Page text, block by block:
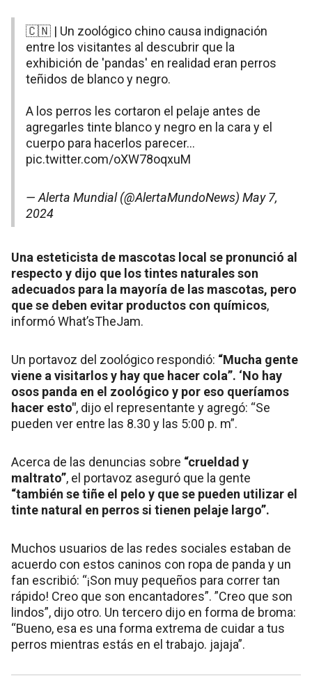
🇨🇳 | Un zoológico chino causa indignación
entre los visitantes al descubrir que la
exhibición de 'pandas' en realidad eran perros
teñidos de blanco y negro.
A los perros les cortaron el pelaje antes de
agregarles tinte blanco y negro en la cara y el
cuerpo para hacerlos parecer…
pic.twitter.com/oXW78oqxuM
— Alerta Mundial (@AlertaMundoNews) May 7,
2024
Una esteticista de mascotas local se pronunció al
respecto y dijo que los tintes naturales son
adecuados para la mayoría de las mascotas, pero
que se deben evitar productos con químicos,
informó What’sTheJam.
Un portavoz del zoológico respondió: “Mucha gente
viene a visitarlos y hay que hacer cola”. ‘No hay
osos panda en el zoológico y por eso queríamos
hacer esto", dijo el representante y agregó: “Se
pueden ver entre las 8.30 y las 5:00 p. m”.
Acerca de las denuncias sobre “crueldad y
maltrato”, el portavoz aseguró que la gente
“también se tiñe el pelo y que se pueden utilizar el
tinte natural en perros si tienen pelaje largo”.
Muchos usuarios de las redes sociales estaban de
acuerdo con estos caninos con ropa de panda y un
fan escribió: “¡Son muy pequeños para correr tan
rápido! Creo que son encantadores”. ”Creo que son
lindos”, dijo otro. Un tercero dijo en forma de broma:
“Bueno, esa es una forma extrema de cuidar a tus
perros mientras estás en el trabajo. jajaja”.